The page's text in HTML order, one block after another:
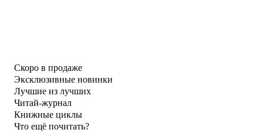
Скоро в продаже
Эксклюзивные новинки
Лучшие из лучших
Читай-журнал
Книжные циклы
Что ещё почитать?